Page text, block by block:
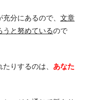
分にあるので、 文章
と努めているので
りするのは、 あなた